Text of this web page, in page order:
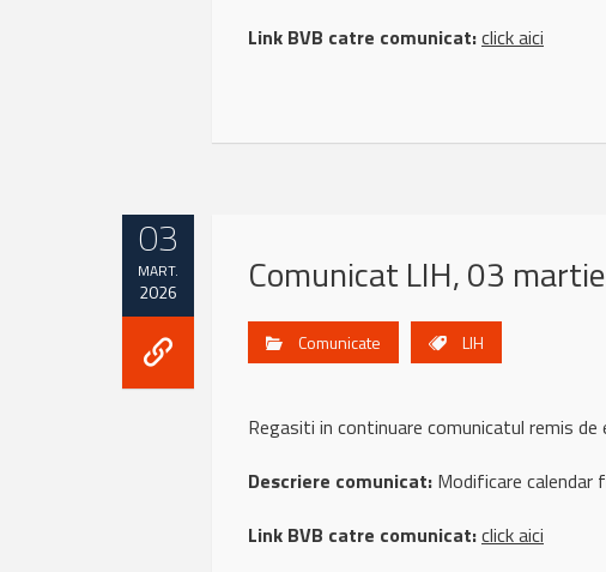
Link BVB catre comunicat:click aici
03
MART.
2026 Comunicat LIH, 03
Comunicate LIH
Regasiti in continuare comunicatul remis
Descriere comunicat: Modificare calendar
Link BVB catre comunicat:click aici